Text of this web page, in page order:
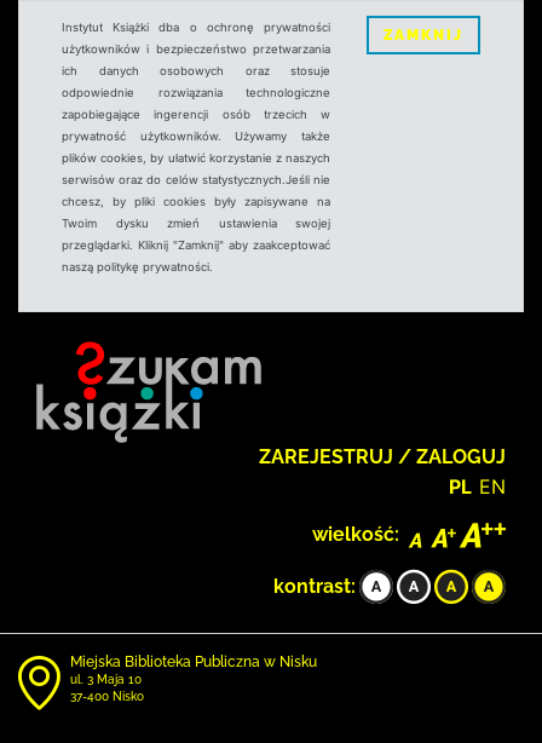
Instytut Książki dba o ochronę prywatności
użytkowników i bezpieczeństwo przetwarzania
ich danych osobowych oraz stosuje
odpowiednie rozwiązania technologiczne
zapobiegające ingerencji osób trzecich w
prywatność użytkowników. Używamy także
plików cookies, by ułatwić korzystanie z naszych
serwisów oraz do celów statystycznych.Jeśli nie
chcesz, by pliki cookies były zapisywane na
Twoim dysku zmień ustawienia swojej
przeglądarki. Kliknij "Zamknij" aby zaakceptować
naszą politykę prywatności.
ZAMKNIJ
ZAREJESTRUJ / ZALOGUJ
PL EN
wielkość:
kontrast:
Miejska Biblioteka Publiczna w Nisku
ul. 3 Maja 10
37-400 Nisko